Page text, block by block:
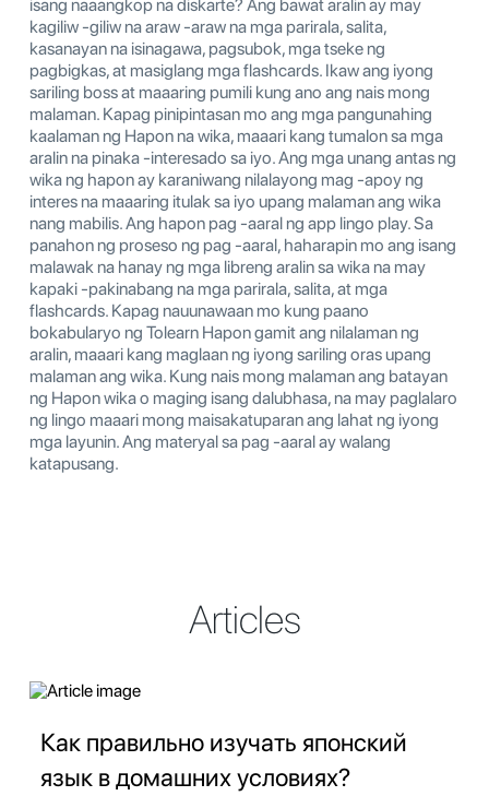
isang naaangkop na diskarte? Ang bawat aralin ay may
kagiliw -giliw na araw -araw na mga parirala, salita,
kasanayan na isinagawa, pagsubok, mga tseke ng
pagbigkas, at masiglang mga flashcards. Ikaw ang iyong
sariling boss at maaaring pumili kung ano ang nais mong
malaman. Kapag pinipintasan mo ang mga pangunahing
kaalaman ng Hapon na wika, maaari kang tumalon sa mga
aralin na pinaka -interesado sa iyo. Ang mga unang antas ng
wika ng hapon ay karaniwang nilalayong mag -apoy ng
interes na maaaring itulak sa iyo upang malaman ang wika
nang mabilis. Ang hapon pag -aaral ng app lingo play. Sa
panahon ng proseso ng pag -aaral, haharapin mo ang isang
malawak na hanay ng mga libreng aralin sa wika na may
kapaki -pakinabang na mga parirala, salita, at mga
flashcards. Kapag nauunawaan mo kung paano
bokabularyo ng Tolearn Hapon gamit ang nilalaman ng
aralin, maaari kang maglaan ng iyong sariling oras upang
malaman ang wika. Kung nais mong malaman ang batayan
ng Hapon wika o maging isang dalubhasa, na may paglalaro
ng lingo maaari mong maisakatuparan ang lahat ng iyong
mga layunin. Ang materyal sa pag -aaral ay walang
katapusang.
Articles
Как правильно изучать японский
язык в домашних условиях?